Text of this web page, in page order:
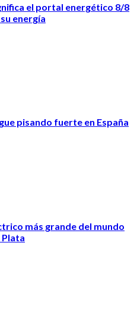
el portal energético 8/8
energía
pisando fuerte en España
más grande del mundo
Plata